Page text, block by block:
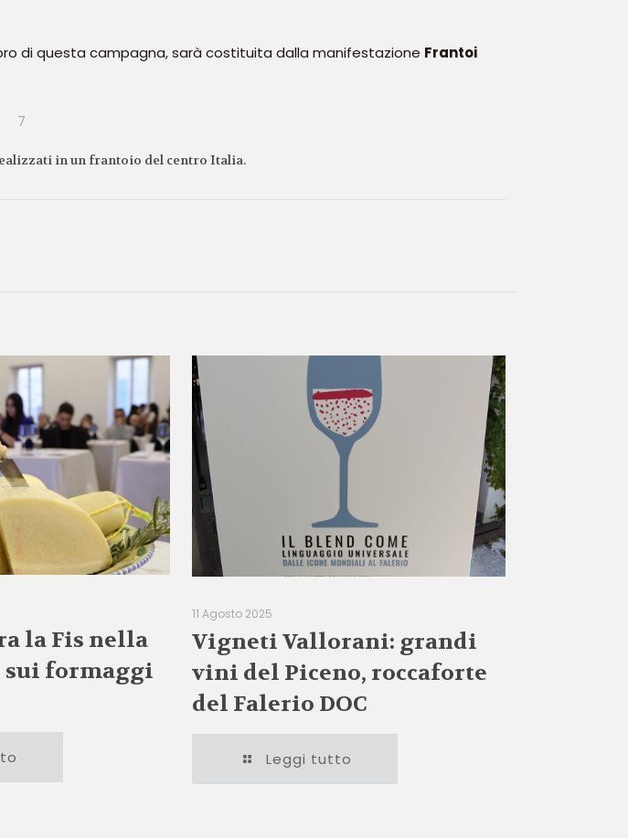
di questa campagna, sarà costituita dalla manifestazione Frantoi
in un frantoio del centro Italia.
la Fis nella
sui formaggi
11 Agosto 2025
Vigneti Vallorani: grandi
vini del Piceno, roccaforte
del Falerio DOC
Leggi tutto